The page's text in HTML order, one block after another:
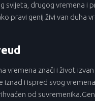
svijeta, drugog vremena i
pravi genij živi van duha
vremena znači i život
iznad i ispred svog
od